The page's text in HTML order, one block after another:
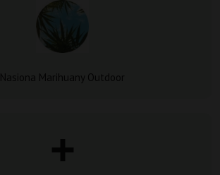
Nasiona Marihuany Outdoor